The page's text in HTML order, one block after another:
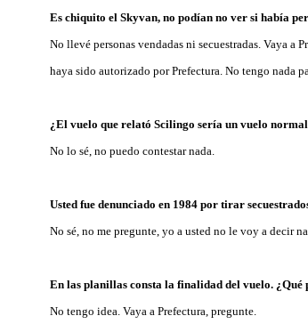
Es chiquito el Skyvan, no podían no ver si había
No llevé personas vendadas ni secuestradas. Vaya a
haya sido autorizado por Prefectura. No tengo nada
¿El vuelo que relató Scilingo sería un vuelo
No lo sé, no puedo contestar nada.
Usted fue denunciado en 1984 por tirar
No sé, no me pregunte, yo a usted no le voy a decir
En las planillas consta la finalidad del vuelo. ¿Qué
No tengo idea. Vaya a Prefectura, pregunte.